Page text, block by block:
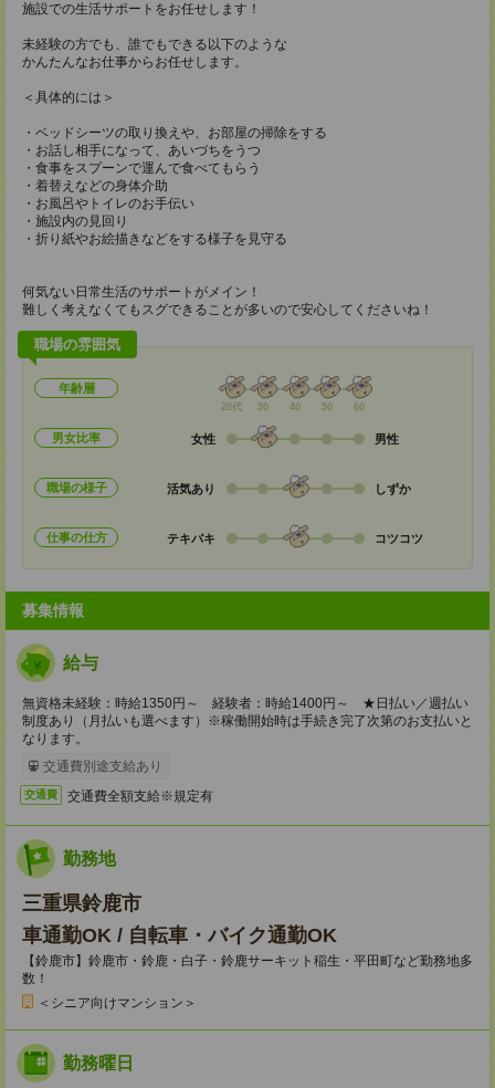
施設での生活サポートをお任せします！
未経験の方でも、誰でもできる以下のような
かんたんなお仕事からお任せします。
＜具体的には＞
・ベッドシーツの取り換えや、お部屋の掃除をする
・お話し相手になって、あいづちをうつ
・食事をスプーンで運んで食べてもらう
・着替えなどの身体介助
・お風呂やトイレのお手伝い
・施設内の見回り
・折り紙やお絵描きなどをする様子を見守る
何気ない日常生活のサポートがメイン！
難しく考えなくてもスグできることが多いので安心してくださいね！
職場の雰囲気
年齢層
20代 30 40 50 60
男女比率 女性 男性
職場の様子 活気あり しずか
仕事の仕方 テキパキ コツコツ
募集情報
給与
無資格未経験：時給1350円～ 経験者：時給1400円～ ★日払い／週払い
制度あり（月払いも選べます）※稼働開始時は手続き完了次第のお支払いと
なります。
交通費別途支給あり
交通費 交通費全額支給※規定有
勤務地
三重県鈴鹿市
車通勤OK / 自転車・バイク通勤OK
【鈴鹿市】鈴鹿市・鈴鹿・白子・鈴鹿サーキット稲生・平田町など勤務地多
数！
＜シニア向けマンション＞
勤務曜日